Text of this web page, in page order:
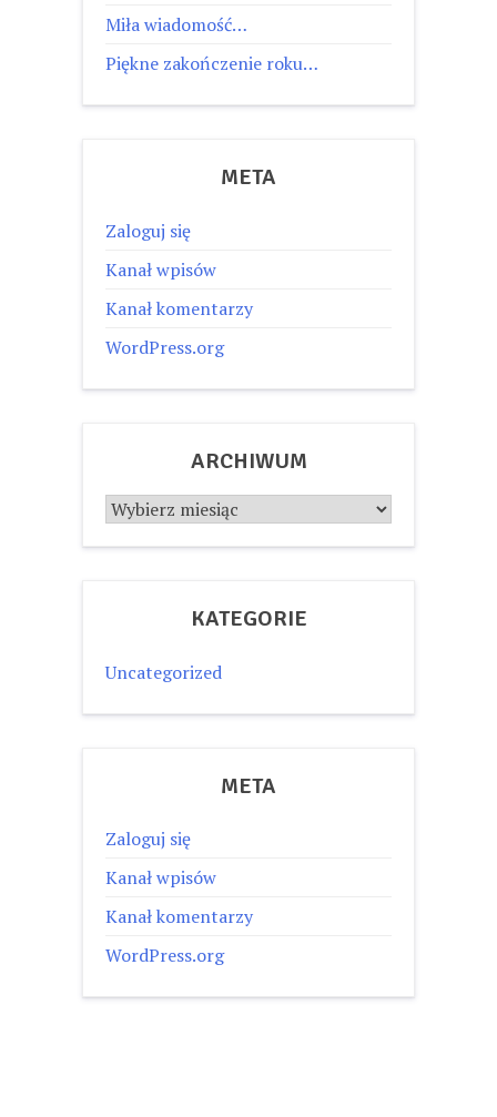
Miła wiadomość…
Piękne zakończenie roku…
META
Zaloguj się
Kanał wpisów
Kanał komentarzy
WordPress.org
ARCHIWUM
Archiwum
KATEGORIE
Uncategorized
META
Zaloguj się
Kanał wpisów
Kanał komentarzy
WordPress.org